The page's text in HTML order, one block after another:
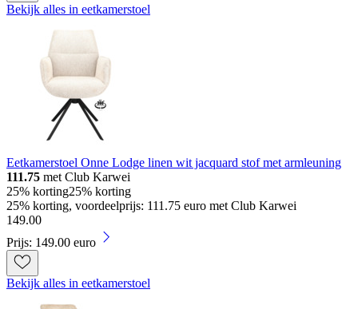
Bekijk alles in eetkamerstoel
Eetkamerstoel Onne Lodge linen wit jacquard stof met armleuning
111.75 met Club Karwei
25% korting25% korting
25% korting, voordeelprijs: 111.75 euro met Club Karwei
149.00
Prijs: 149.00 euro
Bekijk alles in eetkamerstoel